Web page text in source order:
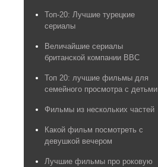
Топ-20: Лучшие турецкие
сериалы
Величайшие сериалы
британской компании BBC
Топ 20: лучшие фильмы для
семейного просмотра с детьми
Фильмы из нескольких частей
Какой фильм посмотреть с
девушкой вечером
Лучшие фильмы про роковую